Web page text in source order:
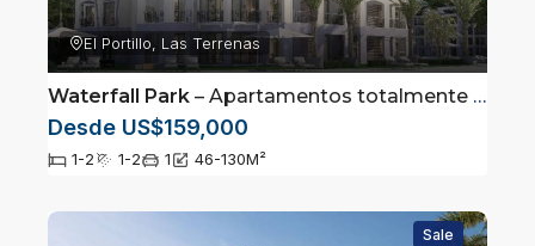
El Portillo, Las Terrenas
Waterfall Park – Apartamentos totalmente amueblados en Las Terrenas, Samaná
Desde US$159,000
1-2 1-2 1 46-130M²
Sale